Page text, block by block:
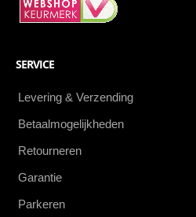
SERVICE
Levering & Verzending
Betaalmogelijkheden
Retourneren
Garantie
Parkeren